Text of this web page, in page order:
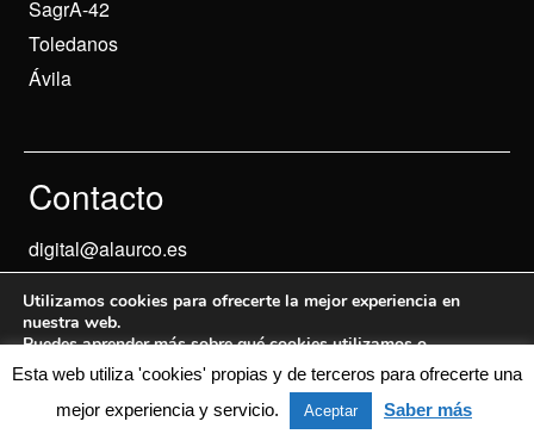
SagrA-42
Toledanos
Ávila
Contacto
digital@alaurco.es
© 2024 Informados Aviso Legal
Esta web utiliza 'cookies' propias y de terceros para ofrecerte una
mejor experiencia y servicio.
Aceptar Saber más
Utilizamos cookies para ofrecerte la mejor experiencia en
nuestra web.
Puedes aprender más sobre qué cookies utilizamos o
desactivarlas en losajustes.
Aceptar